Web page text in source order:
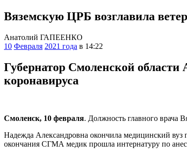
Вяземскую ЦРБ возглавила
Анатолий ГАПЕЕНКО
10 Февраля 2021 года в 14:22
Губернатор Смоленской области
коронавируса
Смоленск, 10 февраля. Должность главного врача
Надежда Александровна окончила медицинский вуз
окончания СГМА медик прошла интернатуру по